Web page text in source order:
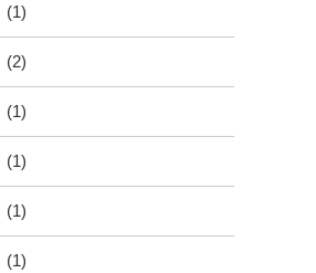
(1)
(2)
(1)
(1)
(1)
(1)